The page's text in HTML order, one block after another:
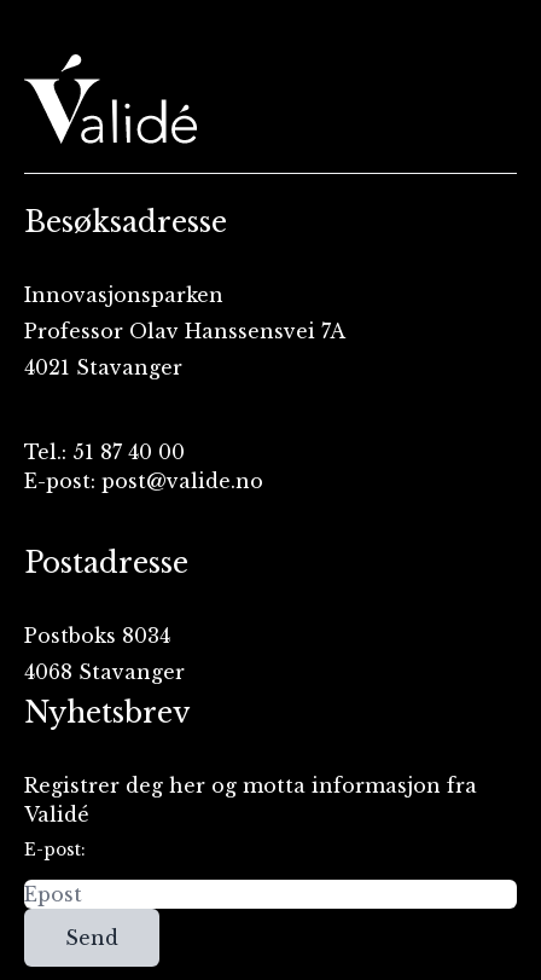
Besøksadresse
Innovasjonsparken
Professor Olav Hanssensvei 7A
4021 Stavanger
Tel.: 51 87 40 00
E-post: post@valide.no
Postadresse
Postboks 8034
4068 Stavanger
Nyhetsbrev
Registrer deg her og motta informasjon fra
Validé
E-post:
Send